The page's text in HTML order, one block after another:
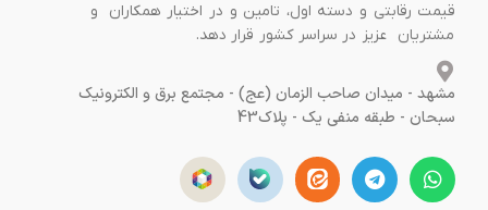
قیمت رقابتی و دسته اول، تامین و در اختیار همکاران و
مشتریان عزیز در سراسر کشور قرار دهد.
مشهد - میدان صاحب الزمان (عج) - مجتمع برق و الکترونیک
سبحان - طبقه منفی یک - پلاک43